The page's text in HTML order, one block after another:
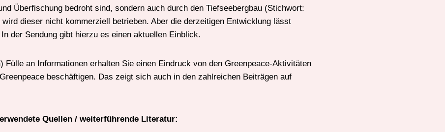
Überfischung bedroht sind, sondern auch durch den Tiefseebergbau (Stichwort:
wird dieser nicht kommerziell betrieben. Aber die derzeitigen Entwicklung lässt
der Sendung gibt hierzu es einen aktuellen Einblick.
Fülle an Informationen erhalten Sie einen Eindruck von den Greenpeace-Aktivitäten
beschäftigen. Das zeigt sich auch in den zahlreichen Beiträgen auf
Quellen / weiterführende Literatur: